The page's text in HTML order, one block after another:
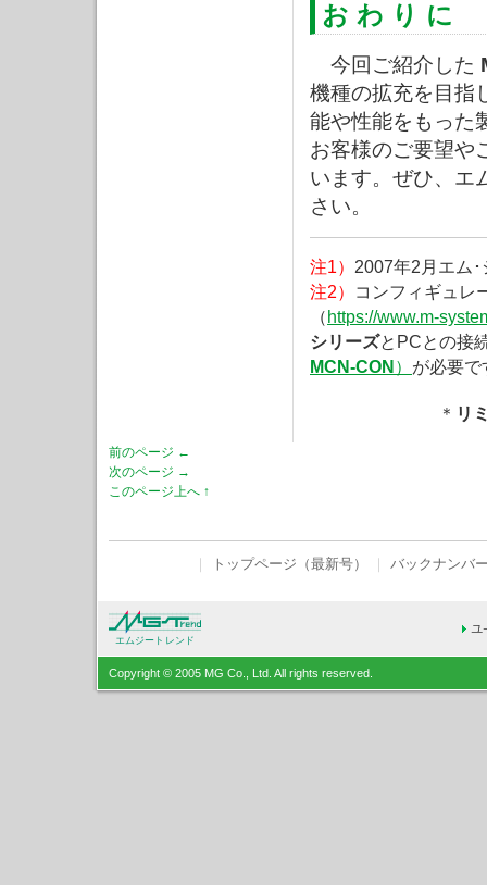
お わ り に
今回ご紹介した
機種の拡充を目指
能や性能をもった
お客様のご要望や
います。ぜひ、エ
さい。
注1） 2007年2月エム
注2）
コンフィギュレ
（https://www.m-
シリーズとPCとの接
MCN-CON） が必要で
＊ リ
前のページ ←
次のページ →
このページ上へ ↑
トップページ（最新号） バックナンバ
エムジートレンド
Copyright © 2005 MG Co., Ltd. All rights reserved.